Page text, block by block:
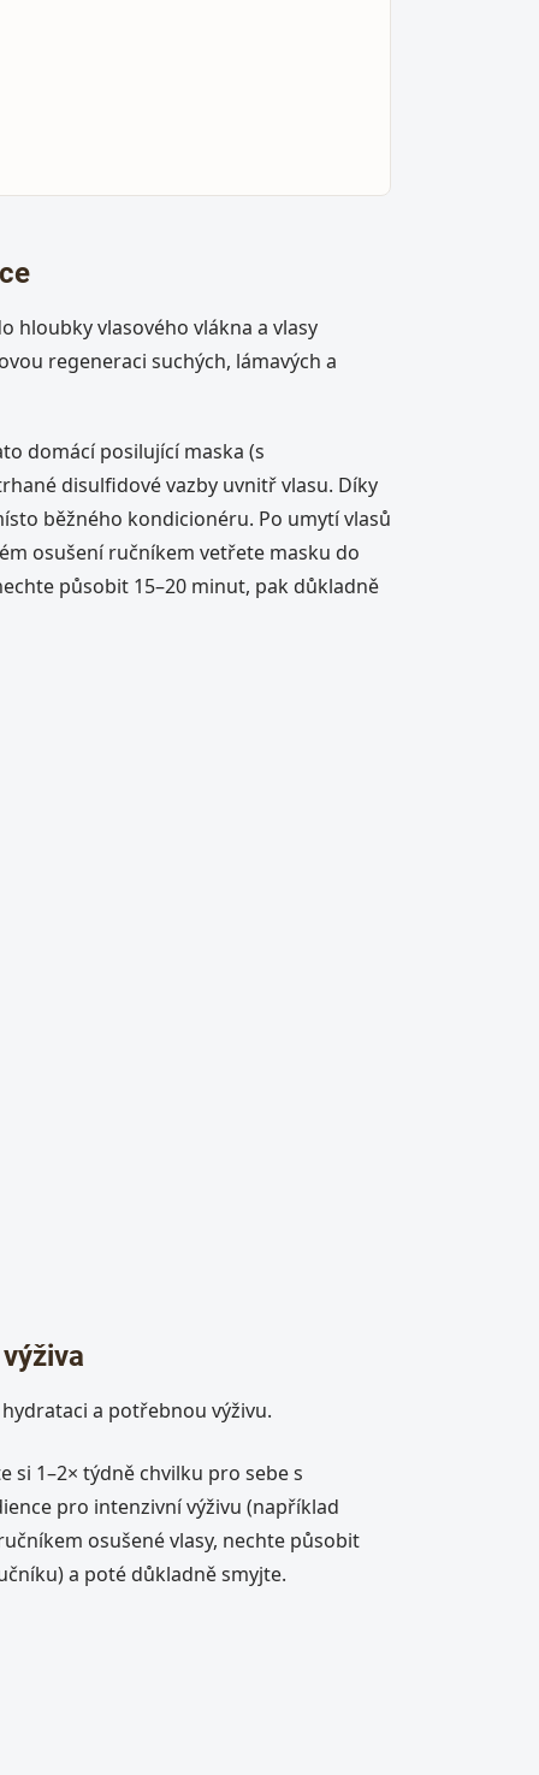
hloubky vlasového vlákna a vlasy
regeneraci suchých, lámavých a
domácí posilující maska (s
disulfidové vazby uvnitř vlasu. Díky
běžného kondicionéru. Po umytí vlasů
osušení ručníkem vetřete masku do
působit 15–20 minut, pak důkladně
a potřebnou výživu.
si 1–2× týdně chvilku pro sebe s
pro intenzivní výživu (například
osušené vlasy, nechte působit
a poté důkladně smyjte.